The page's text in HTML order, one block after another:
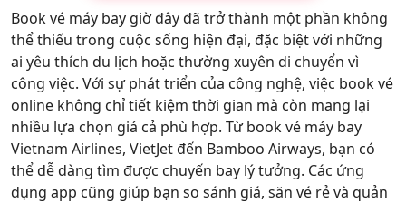
Book vé máy bay giờ đây đã trở thành một phần không
thể thiếu trong cuộc sống hiện đại, đặc biệt với những
ai yêu thích du lịch hoặc thường xuyên di chuyển vì
công việc. Với sự phát triển của công nghệ, việc book vé
online không chỉ tiết kiệm thời gian mà còn mang lại
nhiều lựa chọn giá cả phù hợp. Từ book vé máy bay
Vietnam Airlines, VietJet đến Bamboo Airways, bạn có
thể dễ dàng tìm được chuyến bay lý tưởng. Các ứng
dụng app cũng giúp bạn so sánh giá, săn vé rẻ và quản